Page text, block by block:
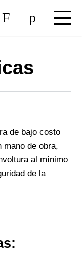
de bajo costo
mano de obra,
al mínimo
de la